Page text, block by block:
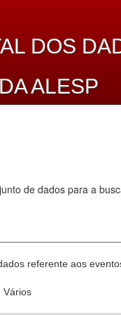
DOS
ALESP
Abertos
de dados para a
referente aos
Vários